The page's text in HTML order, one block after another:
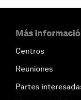
Más
Centros
Reuniones
Partes